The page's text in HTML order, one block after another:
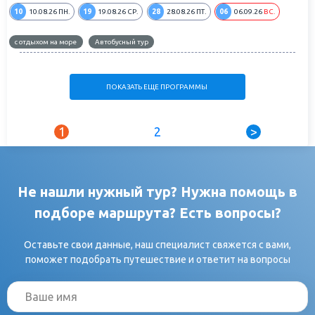
10 10.08.26 ПН. 19 19.08.26 СР. 28 28.08.26 ПТ. 06 06.09.26 ВС.
с отдыхом на море Автобусный тур
ПОКАЗАТЬ ЕЩЕ ПРОГРАММЫ
1 2 >
Не нашли нужный тур? Нужна помощь в
подборе маршрута? Есть вопросы?
Оставьте свои данные, наш специалист свяжется с вами,
поможет подобрать путешествие и ответит на вопросы